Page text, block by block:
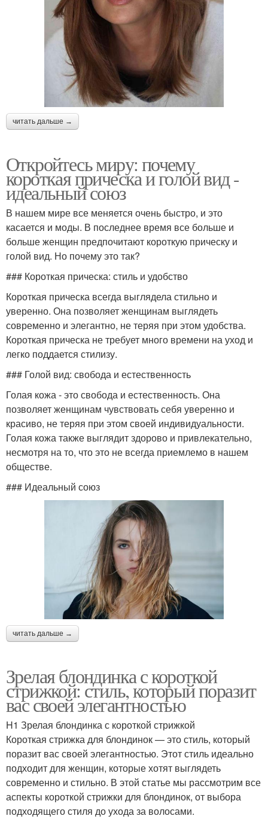
читать дальше →
Откройтесь миру: почему
короткая прическа и голой вид -
идеальный союз
В нашем мире все меняется очень быстро, и это
касается и моды. В последнее время все больше и
больше женщин предпочитают короткую прическу и
голой вид. Но почему это так?
### Короткая прическа: стиль и удобство
Короткая прическа всегда выглядела стильно и
уверенно. Она позволяет женщинам выглядеть
современно и элегантно, не теряя при этом удобства.
Короткая прическа не требует много времени на уход и
легко поддается стилизу.
### Голой вид: свобода и естественность
Голая кожа - это свобода и естественность. Она
позволяет женщинам чувствовать себя уверенно и
красиво, не теряя при этом своей индивидуальности.
Голая кожа также выглядит здорово и привлекательно,
несмотря на то, что это не всегда приемлемо в нашем
обществе.
### Идеальный союз
читать дальше →
Зрелая блондинка с короткой
стрижкой: стиль, который поразит
вас своей элегантностью
H1 Зрелая блондинка с короткой стрижкой
Короткая стрижка для блондинок — это стиль, который
поразит вас своей элегантностью. Этот стиль идеально
подходит для женщин, которые хотят выглядеть
современно и стильно. В этой статье мы рассмотрим все
аспекты короткой стрижки для блондинок, от выбора
подходящего стиля до ухода за волосами.